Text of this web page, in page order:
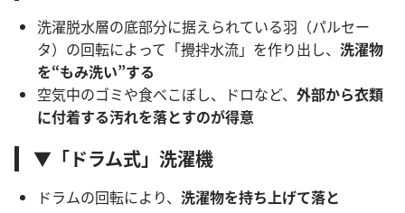
洗濯脱水層の底部分に据えられている羽（パルセー
タ）の回転によって「攪拌水流」を作り出し、 洗濯物
を“もみ洗い”する
空気中のゴミや食べこぼし、ドロなど、 外部から衣類
に付着する汚れを落とすのが得意
▼「ドラム式」洗濯機
ドラムの回転により、 洗濯物を持ち上げて落と